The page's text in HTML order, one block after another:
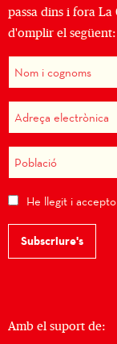
passa dins i fora La
d'omplir el següent:
He llegit i
Subscriure's
Amb el suport de: